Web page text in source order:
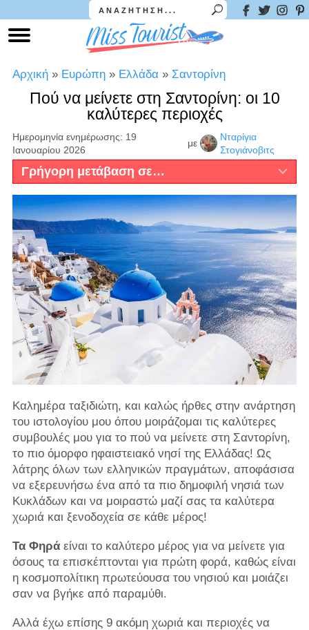
Αρχική » Ευρώπη » Ελλάδα » Σαντορίνη
Πού να μείνετε στη Σαντορίνη: οι 10
καλύτερες περιοχές
Ημερομηνία ενημέρωσης: 19
Ιανουαρίου 2026
με
Νταρίγια
Στογιάνοβιτς
Γρήγορη μετάβαση σε…
Καλημέρα ταξιδιώτη, και καλώς ήρθες στην ανάρτηση
του ιστολογίου μου όπου μοιράζομαι τις καλύτερες
συμβουλές μου για το πού να μείνετε στη Σαντορίνη,
το πιο όμορφο ηφαιστειακό νησί της Ελλάδας! Ως
λάτρης όλων των ελληνικών πραγμάτων, αποφάσισα
να εξερευνήσω ένα από τα πιο δημοφιλή νησιά των
Κυκλάδων και να μοιραστώ μαζί σας τα καλύτερα
χωριά και ξενοδοχεία σε κάθε μέρος!
Τα Φηράείναι το καλύτερο μέρος για να μείνετε για
όσους τα επισκέπτονται για πρώτη φορά, καθώς είναι
η κοσμοπολίτικη πρωτεύουσα του νησιού και μοιάζει
σαν να βγήκε από παραμύθι.
Αλλά έχω επίσης 9 ακόμη χωριά και περιοχές να